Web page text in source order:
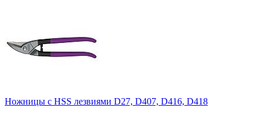
Ножницы с HSS лезвиями D27, D407, D416, D418